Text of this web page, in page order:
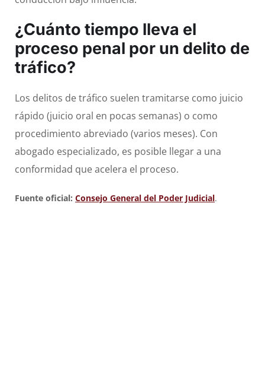
¿Cuánto tiempo lleva el
proceso penal por un delito de
tráfico?
Los delitos de tráfico suelen tramitarse como juicio
rápido (juicio oral en pocas semanas) o como
procedimiento abreviado (varios meses). Con
abogado especializado, es posible llegar a una
conformidad que acelera el proceso.
Fuente oficial: Consejo General del Poder Judicial.